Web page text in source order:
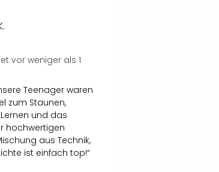
vor weniger als 1
Teenager waren
zum Staunen,
und das
hochwertigen
aus Technik,
ist einfach top!“